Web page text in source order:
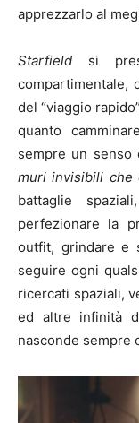
apprezzarlo al
Starfield si
compartimentale,
del “viaggio
quanto
sempre un senso
muri invisibili che
battaglie
perfezionare la
outfit, grindare e
seguire ogni
ricercati spaziali,
ed altre infinità
nasconde sempre